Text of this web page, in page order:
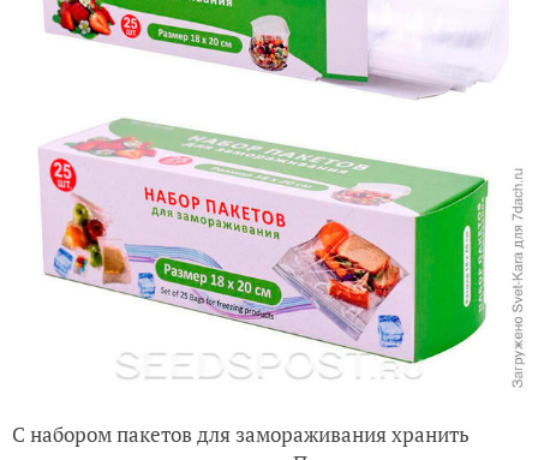
С набором пакетов для замораживания хранить